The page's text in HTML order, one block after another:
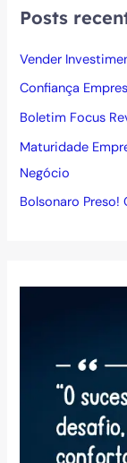
Posts
Vender
Confiança
Boletim Focus
Maturidade
Negócio
Bolsonaro Preso!